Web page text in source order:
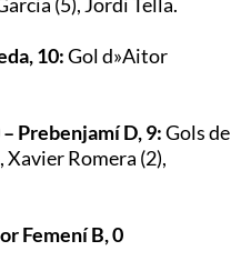
10:Gol d»Aitor
Prebenjamí D, 9:Gols de
Xavier Romera (2),
Femení B, 0